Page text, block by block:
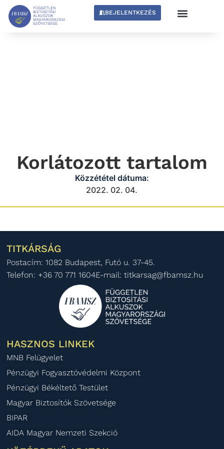
BEJELENTKEZÉS
Korlátozott tartalom
Közzététel dátuma:
2022. 02. 04.
TITKÁRSÁG
Postacím: 1082 Budapest, Futó u. 37-45.
Telefon: +36 70 771 1604E-mail: titkarsag@fbamsz.hu
HASZNOS LINKEK
MNB Felügyelet
Pénzügyi Fogyasztóvédelmi Központ
Pénzügyi Békéltető Testület
Magyar Biztosítók Szövetsége
BIPAR
AIDA Magyar Nemzeti Szekció